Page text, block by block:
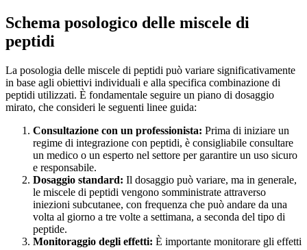
Schema posologico delle miscele di
peptidi
La posologia delle miscele di peptidi può variare significativamente
in base agli obiettivi individuali e alla specifica combinazione di
peptidi utilizzati. È fondamentale seguire un piano di dosaggio
mirato, che consideri le seguenti linee guida:
Consultazione con un professionista: Prima di iniziare un
regime di integrazione con peptidi, è consigliabile consultare
un medico o un esperto nel settore per garantire un uso sicuro
e responsabile.
Dosaggio standard: Il dosaggio può variare, ma in generale,
le miscele di peptidi vengono somministrate attraverso
iniezioni subcutanee, con frequenza che può andare da una
volta al giorno a tre volte a settimana, a seconda del tipo di
peptide.
Monitoraggio degli effetti: È importante monitorare gli effetti